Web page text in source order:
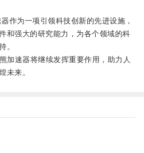
为一项引领科技创新的先进设施，
和强大的研究能力，为各个领域的科
。
速器将继续发挥重要作用，助力人
未来。